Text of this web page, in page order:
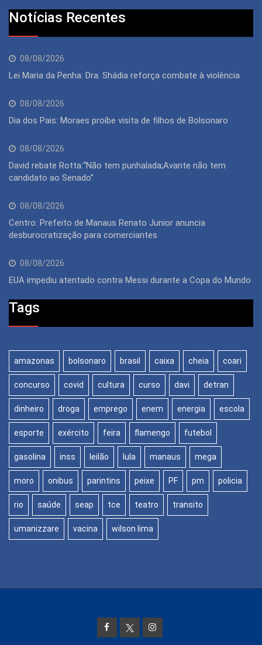
Notícias Recentes
08/08/2026
Lei Maria da Penha: Dra. Shádia reforça combate à violência
08/08/2026
Dia dos Pais: Moraes proíbe visita de filhos de Bolsonaro
08/08/2026
David rebate Rotta:“Não tem punhalada;Avante não tem
candidato ao Senado”
08/08/2026
Centro: Prefeito de Manaus Renato Junior anuncia
desburocratização para comerciantes
08/08/2026
EUA impediu atentado contra Messi durante a Copa do Mundo
Tags
amazonas bolsonaro brasil caixa cheia coari
concurso covid cultura curso davi detran
dinheiro droga emprego enem energia escola
esporte exército feira flamengo futebol
gasolina inss leilão lula manaus mega
moro onibus parintins peixe PF pm policia
rio saúde seap tce teatro transito
umanizzare vacina wilson lima